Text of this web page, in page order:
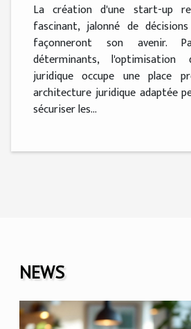
La création d'une start-up
fascinant, jalonné de
façonneront son avenir.
déterminants,
juridique occupe une place
architecture juridique adaptée
sécuriser les...
NEWS